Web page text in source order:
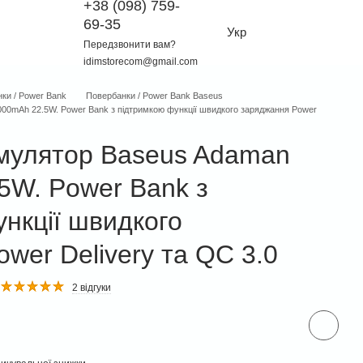
+38 (098) 759-
69-35
Передзвонити вам?
idimstorecom@gmail.com
Укр
/ Power Bank
Повербанки / Power Bank Baseus
22.5W. Power Bank з підтримкою функції швидкого заряджання Power
Baseus Adaman
Power Bank з
швидкого
Delivery та QC 3.0
2 відгуки